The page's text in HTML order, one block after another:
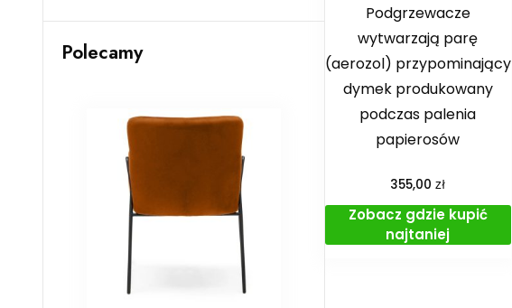
Podgrzewacze
wytwarzają parę
(aerozol) przypominający
dymek produkowany
podczas palenia
papierosów
355,00zł
Zobacz gdzie kupić
najtaniej
Polecamy